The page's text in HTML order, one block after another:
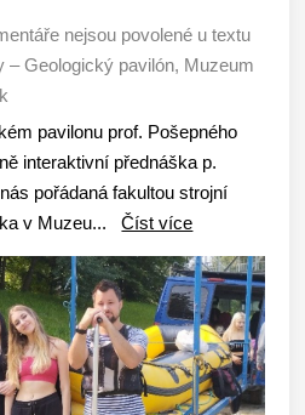
nejsou povolené u textu
– Geologický pavilón, Muzeum
pavilonu prof. Pošepného
interaktivní přednáška p.
pořádaná fakultou strojní
v Muzeu...Číst více